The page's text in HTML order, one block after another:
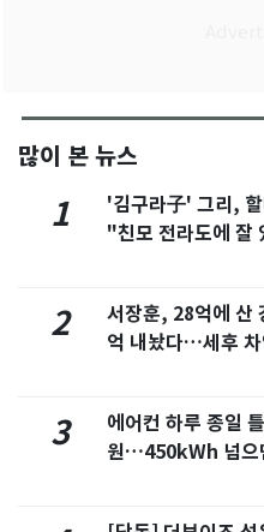
많이 본 뉴스
1
'김구라子' 그리, 할
"친모 전라도에
2
서장훈, 28억에 산
억 내놨다…세후
3
에어컨 하루 종일
원…450kWh 넘으